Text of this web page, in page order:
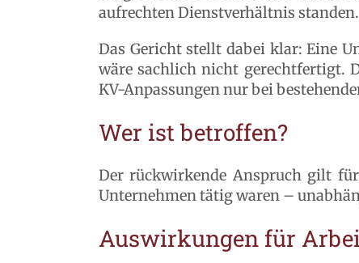
aufrechten Dienstverhältnis standen.
Das Gericht stellt dabei klar: Eine
wäre sachlich nicht gerechtfertigt.
KV-Anpassungen nur bei
Wer ist betroffen?
Der rückwirkende Anspruch gilt
Unternehmen tätig waren –
Auswirkungen für